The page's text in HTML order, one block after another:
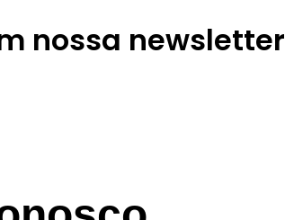
nossa newsletter